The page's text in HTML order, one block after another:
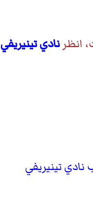
انظرنادي تينيريفي
نادي تينيريفي